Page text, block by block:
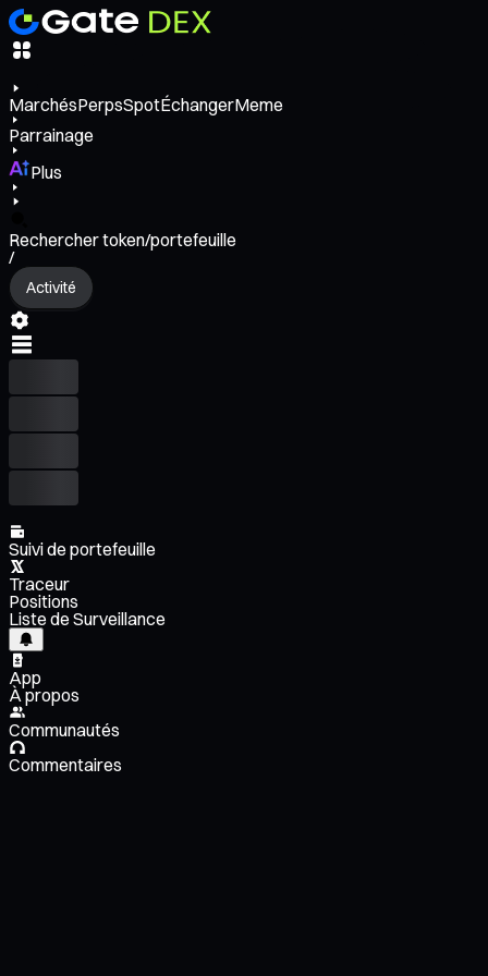
MarchésPerpsSpotÉchangerMeme
Parrainage
Plus
Rechercher token/portefeuille
/
Activité
Suivi de portefeuille
Traceur
Positions
Liste de Surveillance
App
À propos
Communautés
Commentaires